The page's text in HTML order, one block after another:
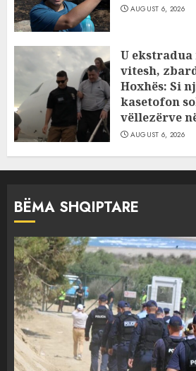
AUGUST 6, 2026
U ekstradua
vitesh,
Hoxhës: Si
kasetofon
vëllezërve
AUGUST 6, 2026
BËMA SHQIPTARE